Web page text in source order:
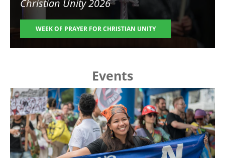
Christian Unity 2026
WEEK OF PRAYER FOR CHRISTIAN UNITY
Events
Image